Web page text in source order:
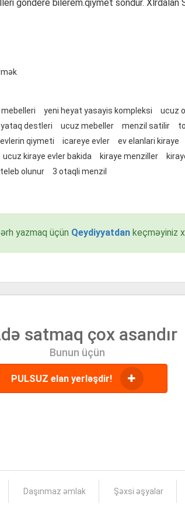
gondere bilerem.qiymet sondur. Xlrdalan
yeni heyat yasayis kompleksi ucuz
destleri
ucuz mebeller menzil satilir
qiymeti
icareye evler ev elanlari kiraye
ucuz kiraye evler bakida kiraye menziller
olunur
3 otaqli menzil
yazmaq üçün Qeydiyyatdan keçməyiniz
satmaq çox asandır
Bunun üçün
PULSUZ elan yerləşdir!
Daşınmaz əmlak Şəxsi əşyalar